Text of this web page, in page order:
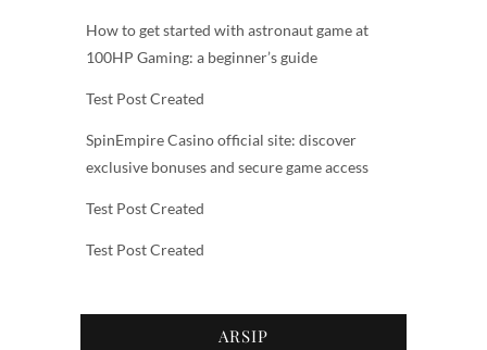
How to get started with astronaut game at
100HP Gaming: a beginner’s guide
Test Post Created
SpinEmpire Casino official site: discover
exclusive bonuses and secure game access
Test Post Created
Test Post Created
ARSIP